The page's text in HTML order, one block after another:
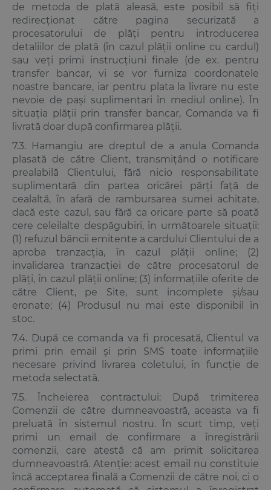
de metoda de plată aleasă, este posibil să fiți
redirecționat către pagina securizată a
procesatorului de plăți pentru introducerea
detaliilor de plată (în cazul plății online cu cardul)
sau veți primi instrucțiuni finale (de ex. pentru
transfer bancar, vi se vor furniza coordonatele
noastre bancare, iar pentru plata la livrare nu este
nevoie de pași suplimentari în mediul online). În
situația plății prin transfer bancar, Comanda va fi
livrată doar după confirmarea plății.
7.3. Hamangiu are dreptul de a anula Comanda
plasată de către Client, transmițând o notificare
prealabilă Clientului, fără nicio responsabilitate
suplimentară din partea oricărei părți față de
cealaltă, în afară de rambursarea sumei achitate,
dacă este cazul, sau fără ca oricare parte să poată
cere celeilalte despăgubiri, în următoarele situații:
(1) refuzul băncii emitente a cardului Clientului de a
aproba tranzacția, în cazul plății online; (2)
invalidarea tranzacției de către procesatorul de
plăți, în cazul plății online; (3) informațiile oferite de
către Client, pe Site, sunt incomplete și/sau
eronate; (4) Produsul nu mai este disponibil în
stoc.
7.4. După ce comanda va fi procesată, Clientul va
primi prin email și prin SMS toate informațiile
necesare privind livrarea coletului, în funcție de
metoda selectată.
7.5. Încheierea contractului: După trimiterea
Comenzii de către dumneavoastră, aceasta va fi
preluată în sistemul nostru. În scurt timp, veți
primi un email de confirmare a înregistrării
comenzii, care atestă că am primit solicitarea
dumneavoastră. Atenție: acest email nu constituie
încă acceptarea finală a Comenzii de către noi, ci o